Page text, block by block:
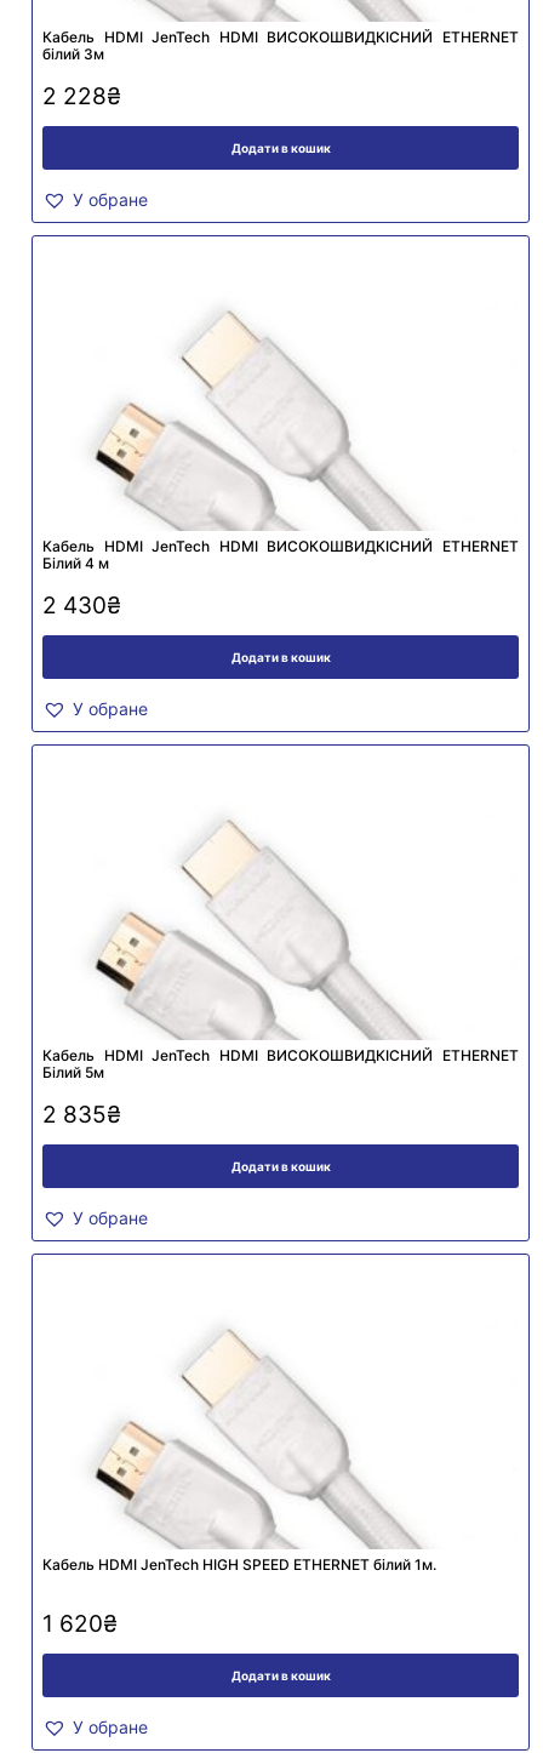
Кабель HDMI JenTech HDMI ВИСОКОШВИДКІСНИЙ ETHERNET
білий 3м
2 228₴
Додати в кошик
У обране
Кабель HDMI JenTech HDMI ВИСОКОШВИДКІСНИЙ ETHERNET
Білий 4 м
2 430₴
Додати в кошик
У обране
Кабель HDMI JenTech HDMI ВИСОКОШВИДКІСНИЙ ETHERNET
Білий 5м
2 835₴
Додати в кошик
У обране
Кабель HDMI JenTech HIGH SPEED ETHERNET білий 1м.
1 620₴
Додати в кошик
У обране